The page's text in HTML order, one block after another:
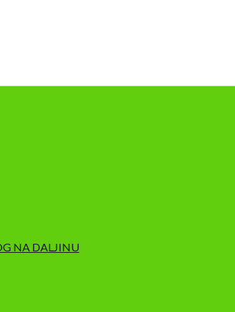
NA DALJINU